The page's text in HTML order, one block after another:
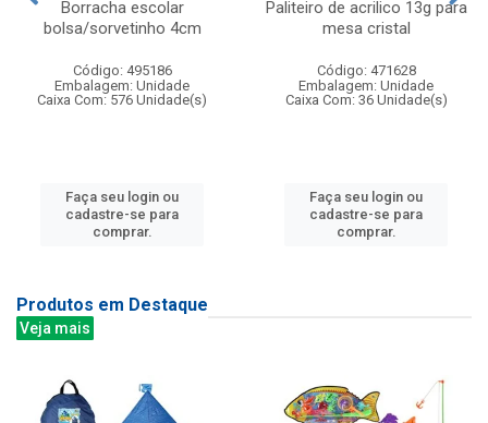
Borracha escolar
bolsa/sorvetinho 4cm
Código: 495186
Embalagem: Unidade
Caixa Com: 576 Unidade(s)
Faça seu login ou
cadastre-se para
comprar.
Paliteiro de acrilico 13g para
mesa cristal
Código: 471628
Embalagem: Unidade
Caixa Com: 36 Unidade(s)
Faça seu login ou
cadastre-se para
comprar.
Produtos em Destaque
Veja mais